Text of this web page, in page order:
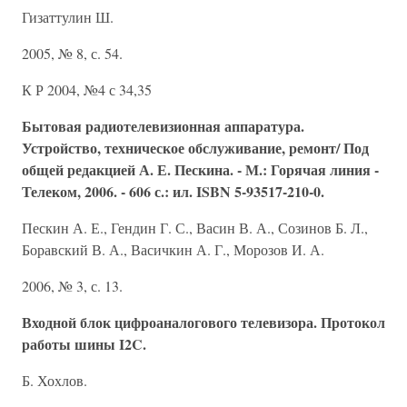
Гизаттулин Ш.
2005, № 8, с. 54.
К Р 2004, №4 с 34,35
Бытовая радиотелевизионная аппаратура.
Устройство, техническое обслуживание, ремонт/ Под
общей редакцией А. Е. Пескина. - М.: Горячая линия -
Телеком, 2006. - 606 с.: ил. ISBN 5-93517-210-0.
Пескин А. Е., Гендин Г. С., Васин В. А., Созинов Б. Л.,
Боравский В. А., Васичкин А. Г., Морозов И. А.
2006, № 3, с. 13.
Входной блок цифроаналогового телевизора. Протокол
работы шины I2C.
Б. Хохлов.